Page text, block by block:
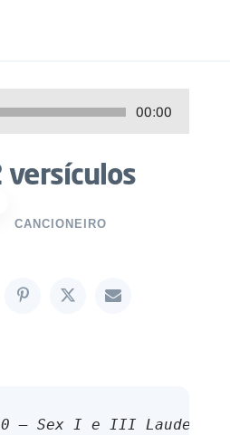
00:00
versículos
CANCIONEIRO
– Sex I e III Laudes)
site